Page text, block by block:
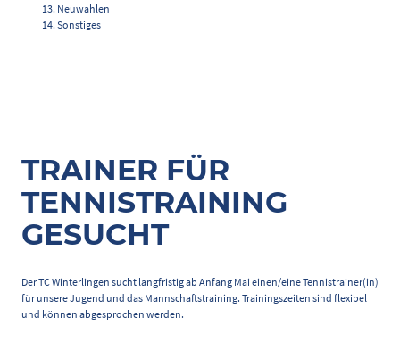
Neuwahlen
Sonstiges
TRAINER FÜR
TENNISTRAINING
GESUCHT
Der TC Winterlingen sucht langfristig ab Anfang Mai einen/eine Tennistrainer(in)
für unsere Jugend und das Mannschaftstraining. Trainingszeiten sind flexibel
und können abgesprochen werden.